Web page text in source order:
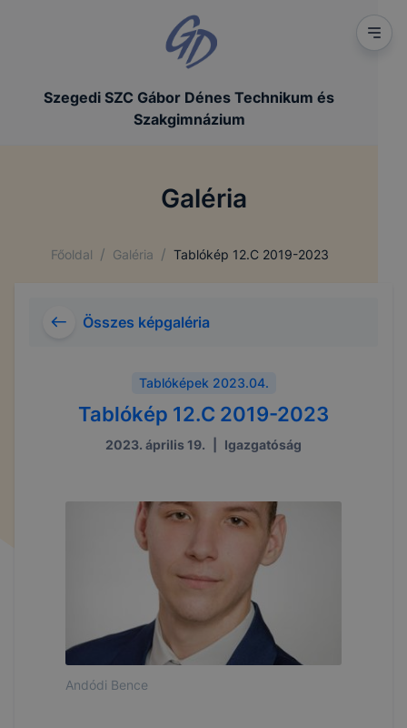
Szegedi SZC Gábor Dénes Technikum és
Szakgimnázium
Galéria
Főoldal / Galéria / Tablókép 12.C 2019-2023
Összes képgaléria
Tablóképek 2023.04.
Tablókép 12.C 2019-2023
2023. április 19. Igazgatóság
Andódi Bence